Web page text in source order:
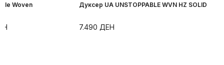
Woven Дуксер UA UNSTOPPABLE WVN HZ SOLID
7.490 ДЕН